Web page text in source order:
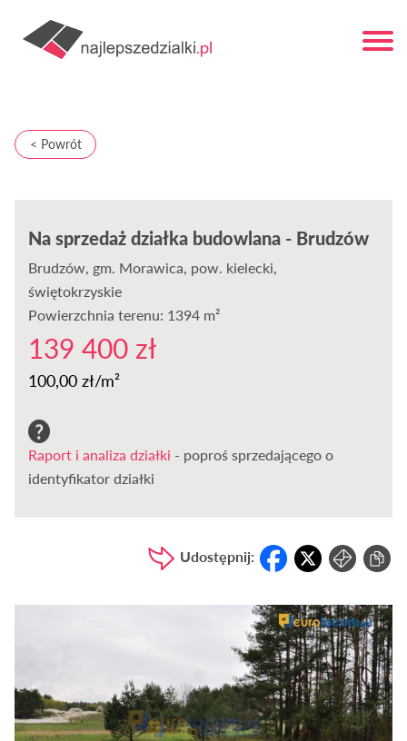
< Powrót
Na sprzedaż działka budowlana - Brudzów
Brudzów, gm. Morawica, pow. kielecki,
świętokrzyskie
Powierzchnia terenu: 1394 m²
139 400 zł
100,00 zł/m²
Raport i analiza działki - poproś sprzedającego o
identyfikator działki
Udostępnij: